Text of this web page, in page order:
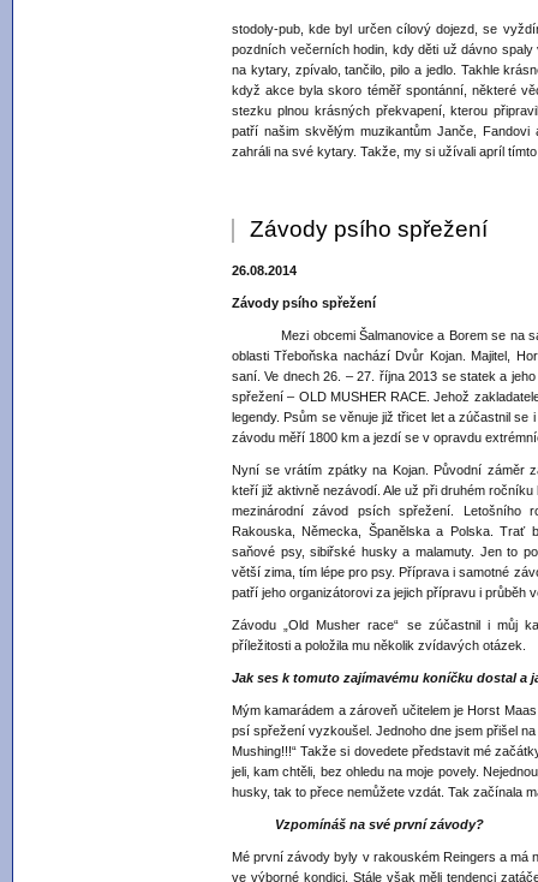
stodoly-pub, kde byl určen cílový dojezd, se
pozdních večerních hodin, kdy děti už dávno
na kytary, zpívalo, tančilo, pilo a jedlo. Takhle
když akce byla skoro téměř spontánní, některé
stezku plnou krásných překvapení, kterou
patří našim skvělým muzikantům Janče,
zahráli na své kytary. Takže, my si užívali apríl
Závody psího spřežení
26.08.2014
Závody psího spřežení
Mezi obcemi Šalmanovice a Borem se na
oblasti Třeboňska nachází Dvůr Kojan. Majitel,
saní. Ve dnech 26. – 27. října 2013 se statek a
spřežení – OLD MUSHER RACE. Jehož
legendy. Psům se věnuje již třicet let a zúčastnil
závodu měří 1800 km a jezdí se v opravdu
Nyní se vrátím zpátky na Kojan. Původní záměr
kteří již aktivně nezávodí. Ale už při druhém
mezinárodní závod psích spřežení. Letošního
Rakouska, Německa, Španělska a Polska.
saňové psy, sibiřské husky a malamuty. Jen to
větší zima, tím lépe pro psy. Příprava i samotné
patří jeho organizátorovi za jejich přípravu i průběh
Závodu „Old Musher race“ se zúčastnil i můj
příležitosti a položila mu několik zvídavých otázek.
Jak ses k tomuto zajímavému koníčku dostal a
Mým kamarádem a zároveň učitelem je Horst
psí spřežení vyzkoušel. Jednoho dne jsem přišel
Mushing!!!“ Takže si dovedete představit mé
jeli, kam chtěli, bez ohledu na moje povely.
husky, tak to přece nemůžete vzdát. Tak začínala
Vzpomínáš na své první závody?
Mé první závody byly v rakouském Reingers a má
ve výborné kondici. Stále však měli tendenci